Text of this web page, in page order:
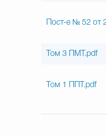
Пост-е № 52 от
Том 3 ПМТ.pdf
Том 1 ППТ.pdf